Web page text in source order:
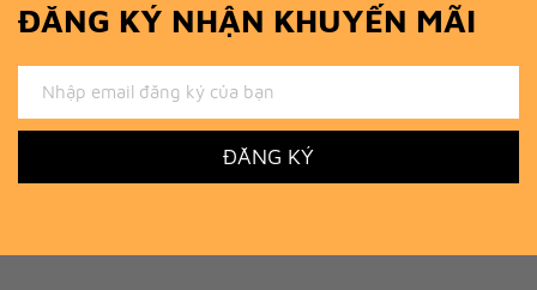
ĐĂNG KÝ NHẬN KHUYẾN MÃI
ĐĂNG KÝ